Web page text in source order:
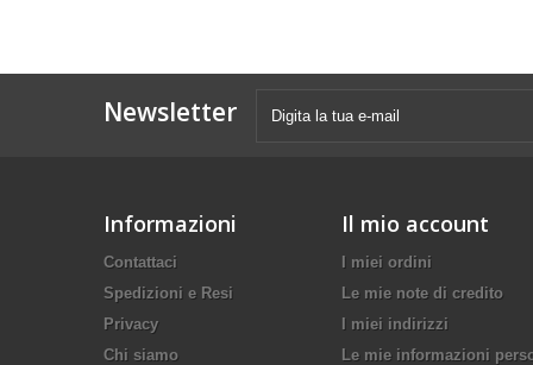
Newsletter
Informazioni
Contattaci
Spedizioni e Resi
Privacy
Chi siamo
Il mio account
I miei ordini
Le mie note di credito
I miei indirizzi
Le mie informazioni